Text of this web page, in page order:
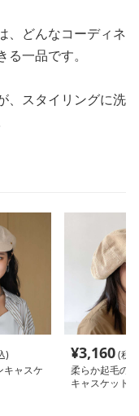
、どんなコーディネ
一品です。
、スタイリングに洗
)
キャスケ
¥3,160(税
柔らか起毛の
キャスケット